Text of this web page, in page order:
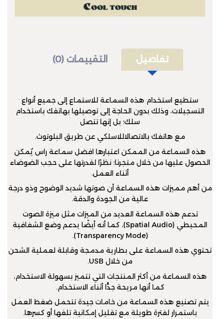
تفاصيل التقييمات (0)
ستطيع استخدام هذه السماعة للاستماع إلى جميع أنواع
التسجيلات، وذلك بدون الحاجة إلى توصيلها بهاتفك باستخدام
سلك؛ بل إنها تتصل
مع هاتفك بالاتصالاللاسلكي عن طريق البلوتوث.
هذه السماعة من الممكن اعتبارها افضل سماعة راس يُمكن
الحصول عليها من خلال متجرنا؛ نظرًا لقدرتها على حجب الضوضاء
أثناء العمل.
من أهم مميزات هذه السماعة أن صوتها شديد الوضوح وذو درجة
عالية من الجودة والدقة.
تدعم هذه السماعة العديد من الميزات مثل ميزة الصوت
المحيطي (Spatial Audio)، كما أنه أيضًا يدعم وضع الشفافية
(Transparency Mode).
تحتوي هذه السماعة على بطارية مدمجة وقابلة لعملية الشحن
من خلال USB.
هذه السماعة من أكثر المنتجات التي تتميز بسهولة الاستخدام،
كما أنها مريحة جدًّا أثناء الاستخدام.
يتم تصنيع هذه السماعة من خامات جيدة تتحمل ضغط العمل
باستمرار لفترة طويلة مع تقليل إمكانية تلفها أو كسرها.